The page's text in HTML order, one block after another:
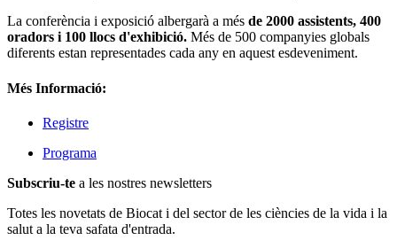
La conferència i exposició albergarà a més de 2000 assistents, 400
oradors i 100 llocs d'exhibició. Més de 500 companyies globals
diferents estan representades cada any en aquest esdeveniment.
Més Informació:
Registre
Programa
Subscriu-te a les nostres newsletters
Totes les novetats de Biocat i del sector de les ciències de la vida i la
salut a la teva safata d'entrada.